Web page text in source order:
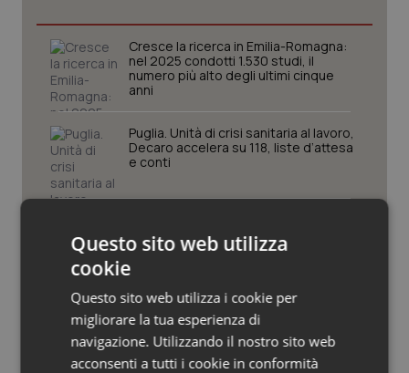
Sardegna
Sicilia
Toscana
Umbria
Veneto
Malattia di Crohn & Rettocolite Ulcerosa
Neuroscienze & patologie neurodegenerative
Obesità
Oftalmologia
Oncoematologia
Oncologia & Nutrizione
Psoriasi & pelle
Cresce la ricerca in Emilia-Romagna:
nel 2025 condotti 1.530 studi, il
numero più alto degli ultimi cinque
anni
Puglia. Unità di crisi sanitaria al lavoro,
Decaro accelera su 118, liste d’attesa
e conti
piano di rientro
Farmaci. Puglia, dal 3 agosto alert
informatico per segnalare l’esistenza
di un equivalente meno costoso
Questo sito web utilizza
cookie
Questo sito web utilizza i cookie per
migliorare la tua esperienza di
navigazione. Utilizzando il nostro sito web
acconsenti a tutti i cookie in conformità